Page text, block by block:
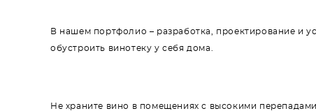
В нашем портфолио – разработка, проектирование и
обустроить винотеку у себя дома.
Не храните вино в помещениях с высокими